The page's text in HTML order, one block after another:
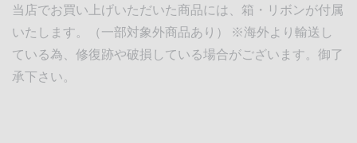
当店でお買い上げいただいた商品には、箱・リボンが付属
いたします。（一部対象外商品あり） ※海外より輸送し
ている為、修復跡や破損している場合がございます。御了
承下さい。